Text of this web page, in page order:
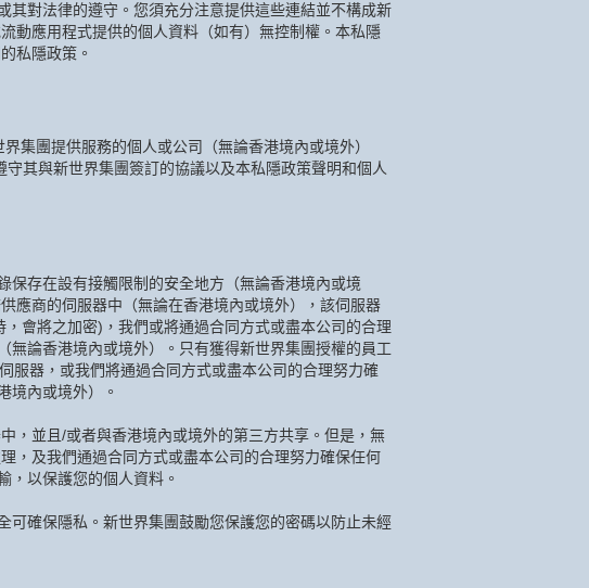
其對法律的遵守。您須充分注意提供這些連結並不構成新
動應用程式提供的個人資料（如有）無控制權。本私隱
私隱政策。
集團提供服務的個人或公司（無論香港境內或境外）
其與新世界集團簽訂的協議以及本私隱政策聲明和個人
保存在設有接觸限制的安全地方（無論香港境內或境
應商的伺服器中（無論在香港境內或境外），該伺服器
會將之加密)，我們或將通過合同方式或盡本公司的合理
論香港境內或境外）。只有獲得新世界集團授權的員工
服器，或我們將通過合同方式或盡本公司的合理努力確
境內或境外）。
，並且/或者與香港境內或境外的第三方共享。但是，無
，及我們通過合同方式或盡本公司的合理努力確保任何
，以保護您的個人資料。
可確保隱私。新世界集團鼓勵您保護您的密碼以防止未經